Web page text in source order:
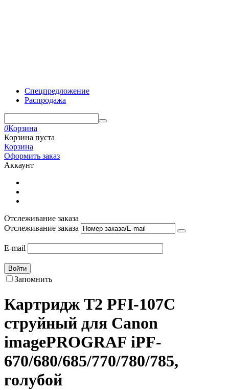
Спецпредложение
Распродажа
0Корзина
Корзина пуста
Корзина
Оформить заказ
Аккаунт
Отслеживание заказа
Отслеживание заказа
E-mail
Войти
Запомнить
Картридж T2 PFI-107C
струйный для Canon
imagePROGRAF iPF-
670/680/685/770/780/785,
голубой